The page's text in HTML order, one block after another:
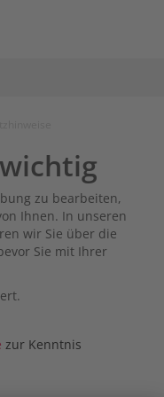
zu bearbeiten,
Ihnen. In unseren
wir Sie über die
Sie mit Ihrer
zur Kenntnis